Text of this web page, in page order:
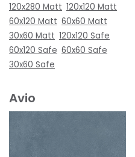
120x280 Matt 120x120 Matt
60x120 Matt 60x60 Matt
30x60 Matt 120x120 Safe
60x120 Safe 60x60 Safe
30x60 Safe
Avio